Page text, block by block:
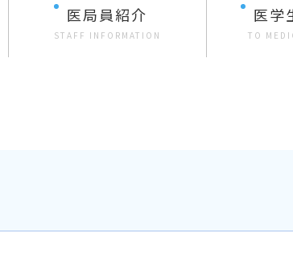
医局員紹介
STAFF INFORMATION
医学
TO